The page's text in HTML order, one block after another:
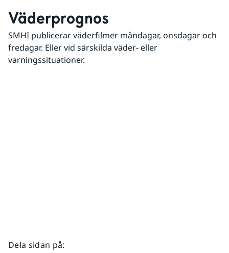
Väderprognos
SMHI publicerar väderfilmer måndagar, onsdagar och
fredagar. Eller vid särskilda väder- eller
varningssituationer.
Dela sidan på: